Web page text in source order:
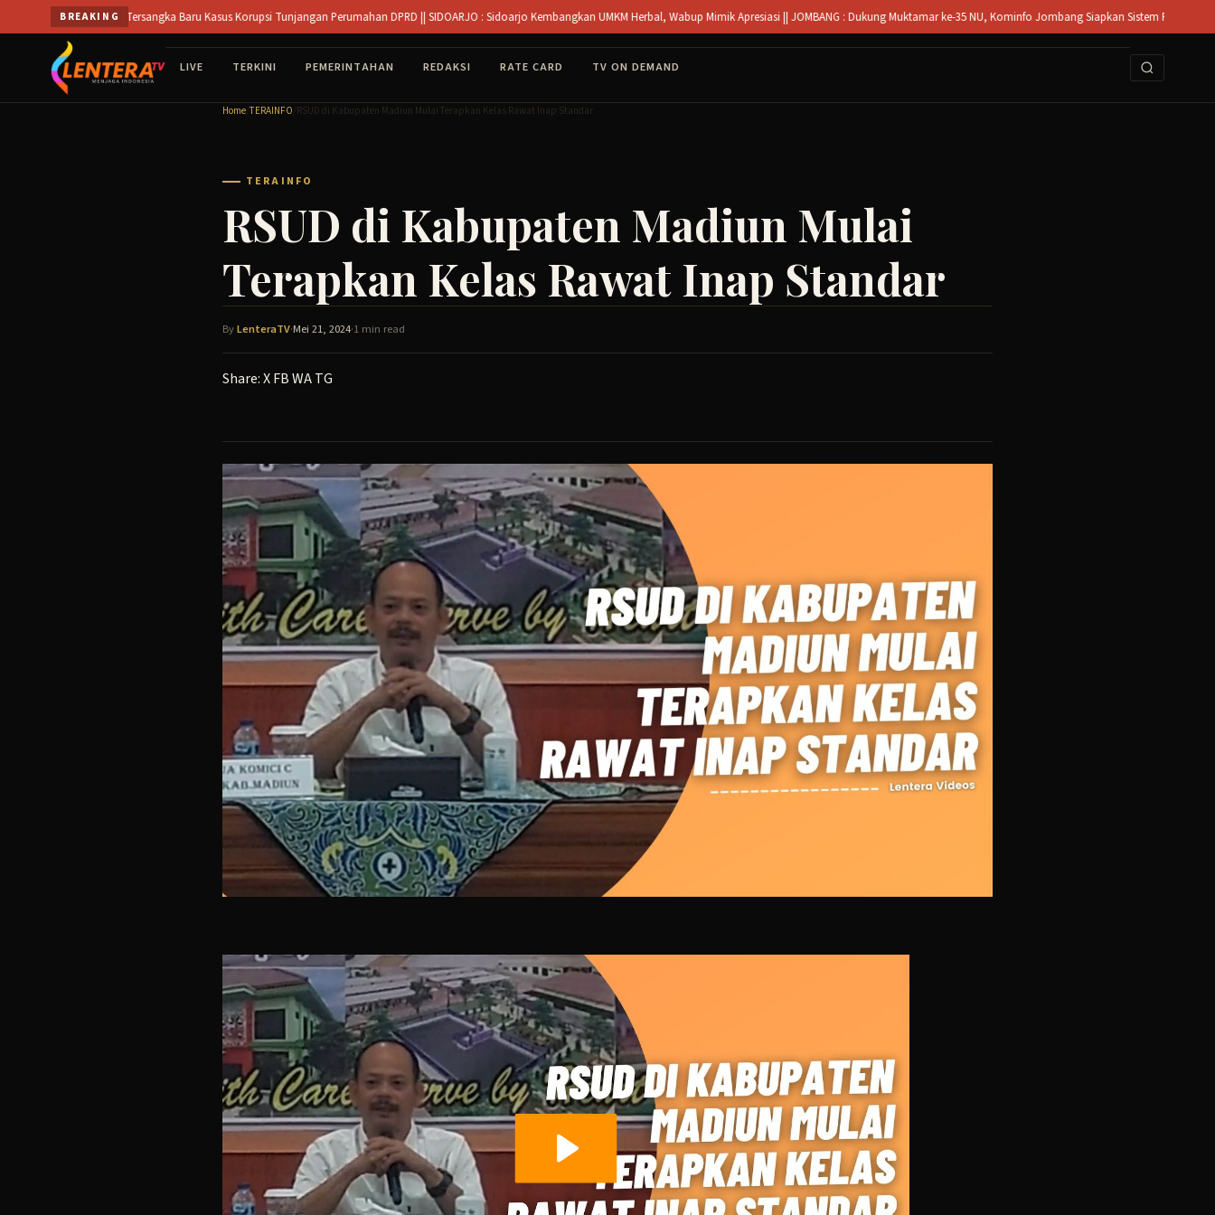
to
BREAKING
Buka Peluang Tersangka Baru Kasus Korupsi Tunjangan Perumahan DPRD || SIDOARJO : Sidoarjo Kembangkan UMKM Herbal, Wabup Mimik Apresiasi || JOMBANG : Dukung Muktamar ke-35 NU, Kominfo Jombang Siapkan Sistem Rekam
LIVE TERKINI PEMERINTAHAN REDAKSI RATE CARD TV ON DEMAND
Home /TERAINFO RSUD di Kabupaten Madiun Mulai Terapkan Kelas Rawat Inap Standar
TERAINFO
RSUD di Kabupaten Madiun Mulai
Terapkan Kelas Rawat Inap Standar
ByLenteraTV·Mei 21, 2024·1 min read
Share:XFBWATG